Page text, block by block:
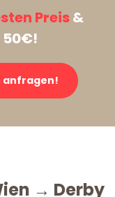
Preis&
50€!
anfragen!
→ Derby